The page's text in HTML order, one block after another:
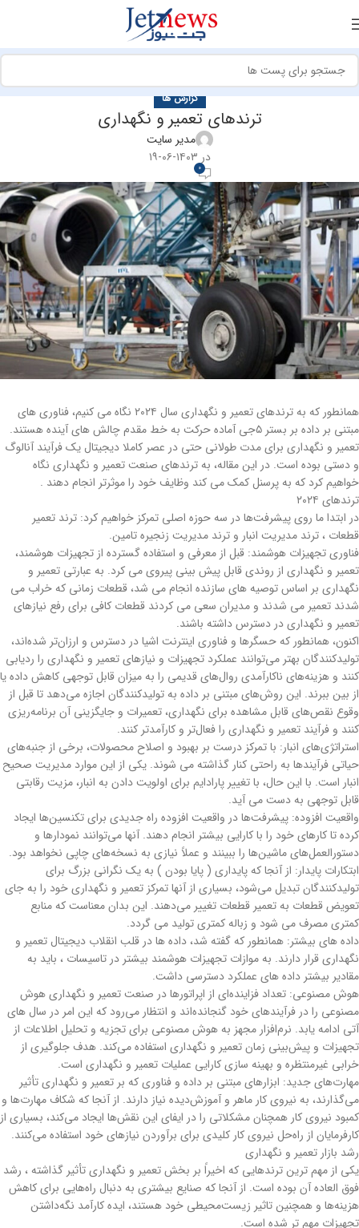
گزارش ها
ترندهای تعمیر و نگهداری
مدیر سایت
در ۱۴۰۳-۰۶-۱۹
0
همانطور که به ترندهای تعمیر و نگهداری سال ۲۰۲۴ نگاه می کنیم، فناوری های
مبتنی بر داده بر بستر ۵جی آماده حرکت به خط مقدم چالش های آینده هستند.
تعمیر و نگهداری برای مدت طولانی حتی در عصر کاملا دیجیتال یک فرآیند آنالوگ
و دستی بوده است. در این مقاله، به ترندهای صنعت تعمیر و نگهداری نگاه
خواهیم کرد که به پرسنل کمک می کند وظایف خود را موثرتر انجام دهند .
ترندهای ۲۰۲۴
در ابتدا ما روی پیشرفت‌ها در سه حوزه اصلی تمرکز خواهیم کرد: ترند تعمیر
قطعات ، ترند مدیریت انبار و ترند مدیریت زنجیره تامین.
فناوری تجهیزات هوشمند: قبل از معرفی و استفاده گسترده از تجهیزات هوشمند،
تعمیر و نگهداری از روندی قابل پیش بینی پیروی می کرد. به عبارتی تعمیر و
نگهداری بر اساس توصیه های سازنده انجام می شد، قطعات زمانی که خراب می
شدند تعمیر می شدند و مدیران سعی می کردند قطعات کافی برای رفع نیازهای
تعمیر و نگهداری در دسترس داشته باشند.
اکنون، همانطور که حسگرها و فناوری اینترنت اشیا در دسترس و ارزان‌تر شده‌اند،
تولیدکنندگان بهتر می‌توانند عملکرد تجهیزات و نیازهای تعمیر و نگهداری را ردیابی
کنند و هزینه‌های ناکارآمدی روال‌های قدیمی را به میزان قابل توجهی کاهش داده یا
از بین ببرند. این روش‌های مبتنی بر داده به تولیدکنندگان اجازه می‌دهد تا قبل از
وقوع نقص‌های قابل مشاهده برای نگهداری، تعمیرات و جایگزینی آن برنامه‌ریزی
کنند و فرآیند تعمیر و نگهداری را فعال‌تر و کارآمدتر کنند.
استراتژی‌های انبار: با تمرکز درست بر بهبود و اصلاح محصولات، برخی از جنبه‌های
حیاتی فرآیندها به راحتی کنار گذاشته می شوند. یکی از این موارد مدیریت صحیح
انبار است. با این حال، با تغییر پارادایم برای اولویت دادن به انبار، مزیت رقابتی
قابل توجهی به دست می آید.
واقعیت افزوده: پیشرفت‌ها در واقعیت افزوده راه جدیدی برای تکنسین‌ها ایجاد
کرده تا کارهای خود را با کارایی بیشتر انجام دهند. آنها می‌توانند نمودارها و
دستورالعمل‌های ماشین‌ها را ببینند و عملاً نیازی به نسخه‌های چاپی نخواهد بود.
ابتکارات پایدار: از آنجا که پایداری ( پایا بودن ) به یک نگرانی بزرگ‌ برای
تولیدکنندگان تبدیل می‌شود، بسیاری از آنها تمرکز تعمیر و نگهداری خود را به جای
تعویض قطعات به تعمیر قطعات تغییر می‌دهند. این بدان معناست که منابع
کمتری مصرف می شود و زباله کمتری تولید می گردد.
داده های بیشتر: همانطور که گفته شد، داده ها در قلب انقلاب دیجیتال تعمیر و
نگهداری قرار دارند. به موازات تجهیزات هوشمند بیشتر در تاسیسات ، باید به
مقادیر بیشتر داده های عملکرد دسترسی داشت.
هوش مصنوعی: تعداد فزاینده‌ای از اپراتورها در صنعت تعمیر و نگهداری هوش
مصنوعی را در فرآیندهای خود گنجانده‌اند و انتظار می‌رود که این امر در سال های
آتی ادامه یابد. نرم‌افزار مجهز به هوش مصنوعی برای تجزیه و تحلیل اطلاعات از
تجهیزات و پیش‌بینی زمان تعمیر و نگهداری استفاده می‌کند. هدف جلوگیری از
خرابی غیرمنتظره و بهینه سازی کارایی عملیات تعمیر و نگهداری است.
مهارت‌های جدید: ابزارهای مبتنی بر داده و فناوری که بر تعمیر و نگهداری تأثیر
می‌گذارند، به نیروی کار ماهر و آموزش‌دیده نیاز دارند. از آنجا که شکاف مهارت‌ها و
کمبود نیروی کار همچنان مشکلاتی را در ایفای این نقش‌ها ایجاد می‌کند، بسیاری از
کارفرمایان از راه‌حل‌ نیروی کار کلیدی برای برآوردن نیازهای خود استفاده می‌کنند.
رشد بازار تعمیر و نگهداری
یکی از مهم ترین ترندهایی که اخیراً بر بخش تعمیر و نگهداری تأثیر گذاشته ، رشد
فوق العاده آن بوده است. از آنجا که صنایع بیشتری به دنبال راه‌هایی برای کاهش
هزینه‌ها و همچنین تاثیر زیست‌محیطی خود هستند، ایده کارآمد نگه‌داشتن
تجهیزات مهم تر شده است.